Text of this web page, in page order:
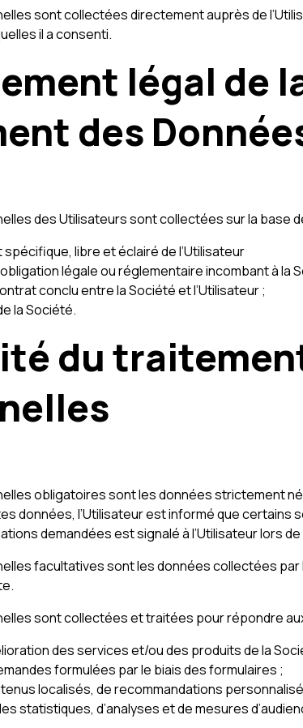
sont collectées directement auprès de
il a consenti.
légal de
des
des Utilisateurs sont collectées sur la base
libre et éclairé de l’Utilisateur
obligation légale ou réglementaire incombant à la
conclu entre la Société et l’Utilisateur ;
la Société.
du
obligatoires sont les données strictement
données, l’Utilisateur est informé que
demandées est signalé à l’Utilisateur lors
facultatives sont les données collectées par
sont collectées et traitées pour répondre
des services et/ou des produits de la
formulées par le biais des formulaires ;
localisés, de recommandations
statistiques, d’analyses et de mesures